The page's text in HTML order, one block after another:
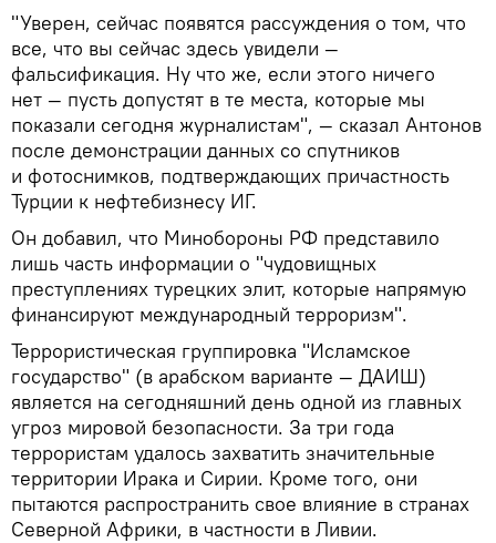
"Уверен, сейчас появятся рассуждения о том, что
все, что вы сейчас здесь увидели —
фальсификация. Ну что же, если этого ничего
нет — пусть допустят в те места, которые мы
показали сегодня журналистам", — сказал Антонов
после демонстрации данных со спутников
и фотоснимков, подтверждающих причастность
Турции к нефтебизнесу ИГ.
Он добавил, что Минобороны РФ представило
лишь часть информации о "чудовищных
преступлениях турецких элит, которые напрямую
финансируют международный терроризм".
Террористическая группировка "Исламское
государство" (в арабском варианте — ДАИШ)
является на сегодняшний день одной из главных
угроз мировой безопасности. За три года
террористам удалось захватить значительные
территории Ирака и Сирии. Кроме того, они
пытаются распространить свое влияние в странах
Северной Африки, в частности в Ливии.